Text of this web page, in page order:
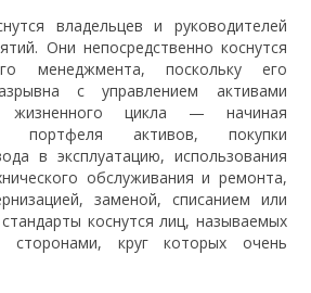
владельцев и руководителей
Они непосредственно коснутся
менеджмента, поскольку его
с управлением активами
цикла — начиная
портфеля активов, покупки
в эксплуатацию, использования
обслуживания и ремонта,
заменой, списанием или
коснутся лиц, называемых
сторонами, круг которых очень